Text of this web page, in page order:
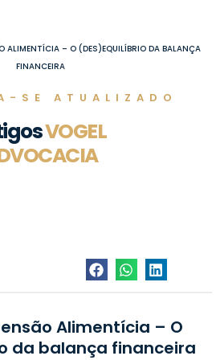
ALIMENTÍCIA – O (DES)EQUILÍBRIO DA BALANÇA
FINANCEIRA
SE ATUALIZADO
VOGEL
Alimentícia – O
da balança financeira